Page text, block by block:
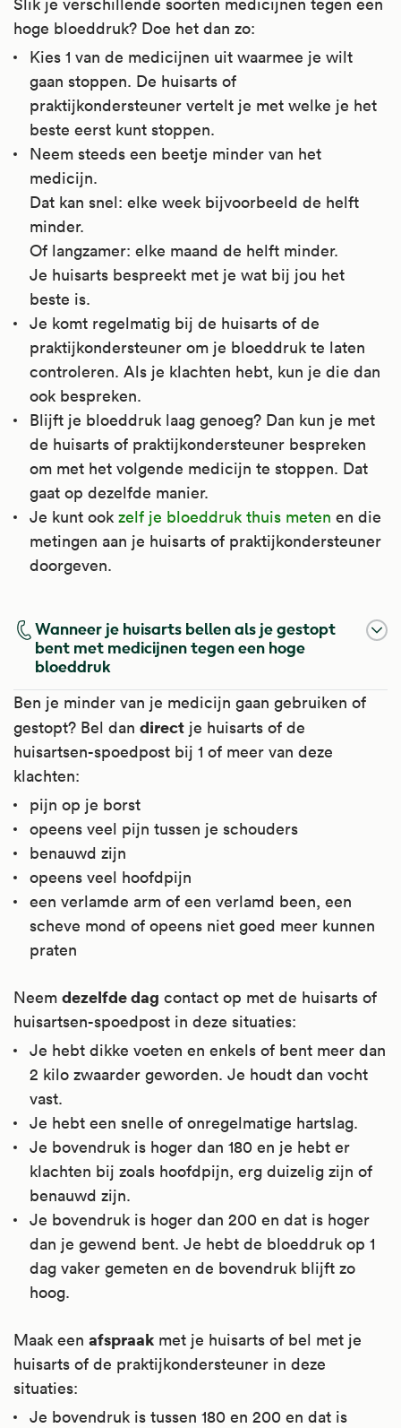
hoge bloeddruk? Doe het dan zo:
Kies 1 van de medicijnen uit waarmee je wilt
gaan stoppen. De huisarts of
praktijkondersteuner vertelt je met welke je het
beste eerst kunt stoppen.
Neem steeds een beetje minder van het
medicijn.
Dat kan snel: elke week bijvoorbeeld de helft
minder.
Of langzamer: elke maand de helft minder.
Je huisarts bespreekt met je wat bij jou het
beste is.
Je komt regelmatig bij de huisarts of de
praktijkondersteuner om je bloeddruk te laten
controleren. Als je klachten hebt, kun je die dan
ook bespreken.
Blijft je bloeddruk laag genoeg? Dan kun je met
de huisarts of praktijkondersteuner bespreken
om met het volgende medicijn te stoppen. Dat
gaat op dezelfde manier.
Je kunt ook zelf je bloeddruk thuis meten en die
metingen aan je huisarts of praktijkondersteuner
doorgeven.
Wanneer je huisarts bellen als je gestopt
bent met medicijnen tegen een hoge
bloeddruk
Ben je minder van je medicijn gaan gebruiken of
gestopt? Bel dan direct je huisarts of de
huisartsen-spoedpost bij 1 of meer van deze
klachten:
pijn op je borst
opeens veel pijn tussen je schouders
benauwd zijn
opeens veel hoofdpijn
een verlamde arm of een verlamd been, een
scheve mond of opeens niet goed meer kunnen
praten
Neem dezelfde dag contact op met de huisarts of
huisartsen-spoedpost in deze situaties:
Je hebt dikke voeten en enkels of bent meer dan
2 kilo zwaarder geworden. Je houdt dan vocht
vast.
Je hebt een snelle of onregelmatige hartslag.
Je bovendruk is hoger dan 180 en je hebt er
klachten bij zoals hoofdpijn, erg duizelig zijn of
benauwd zijn.
Je bovendruk is hoger dan 200 en dat is hoger
dan je gewend bent. Je hebt de bloeddruk op 1
dag vaker gemeten en de bovendruk blijft zo
hoog.
Maak een afspraak met je huisarts of bel met je
huisarts of de praktijkondersteuner in deze
situaties:
Je bovendruk is tussen 180 en 200 en dat is